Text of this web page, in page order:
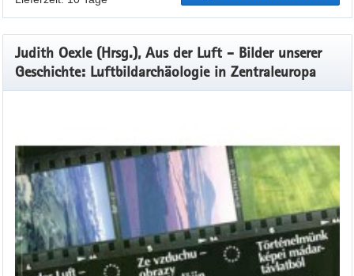
Judith Oexle (Hrsg.), Aus der Luft - Bilder unserer
Geschichte: Luftbildarchäologie in Zentraleuropa